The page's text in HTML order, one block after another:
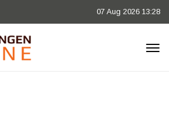
07 Aug 2026 13:28